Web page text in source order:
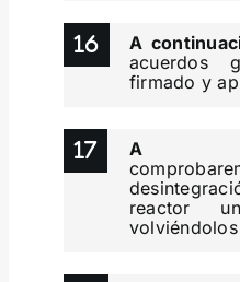
A
acuerdos
firmado y
A
reactor